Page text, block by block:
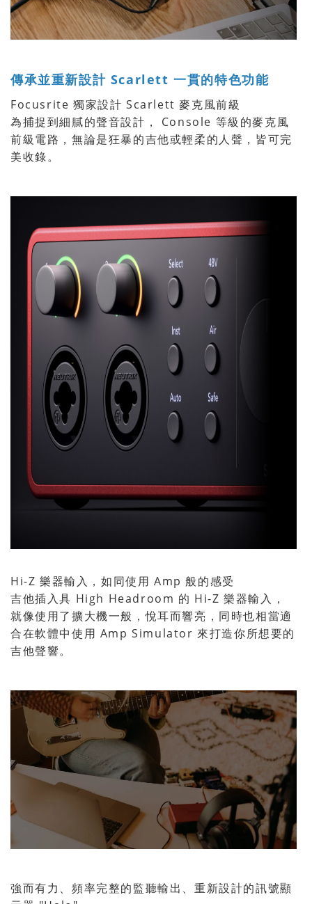
傳承並重新設計 Scarlett 一貫的特色功能
Focusrite 獨家設計 Scarlett 麥克風前級
為捕捉到細膩的聲音設計， Console 等級的麥克風
前級電路，無論是狂暴的吉他或輕柔的人聲，皆可完
美收錄。
Hi-Z 樂器輸入，如同使用 Amp 般的感受
吉他插入具 High Headroom 的 Hi-Z 樂器輸入，
就像使用了擴大機一般，悅耳而響亮，同時也相當適
合在軟體中使用 Amp Simulator 來打造你所想要的
吉他聲響。
強而有力、頻率完整的監聽輸出、重新設計的訊號顯